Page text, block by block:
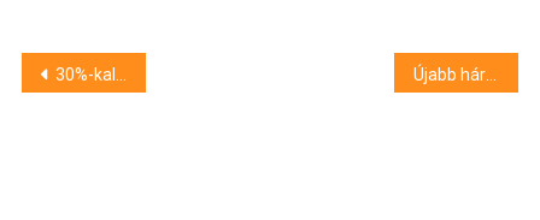
Bejegyzés
30%-kal többen kötnek új lakásbiztosítást idén Újabb három drogdíler kezén kattant a bilincs Hajdú-Biharban